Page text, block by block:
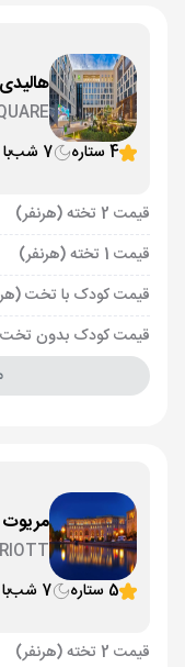
4 ستاره
7 شب
قیمت 2 تخته (هرنفر)
قیمت 1 تخته (هرنفر)
قیمت کودک با تخت
قیمت کودک بدون تخت
مریوت
5 ستاره
7 شب
قیمت 2 تخته (هرنفر)